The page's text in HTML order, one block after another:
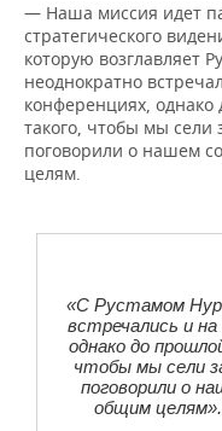
— Наша миссия идет
стратегического
которую возглавляет
неоднократно
конференциях,
такого, чтобы мы сели
поговорили о нашем
целям.
«С Рустамом
встречались и
однако до
чтобы мы сели
поговорили о
общим